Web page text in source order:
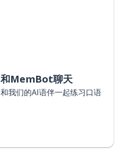
和MemBot聊天
和我们的AI语伴一起练习口语